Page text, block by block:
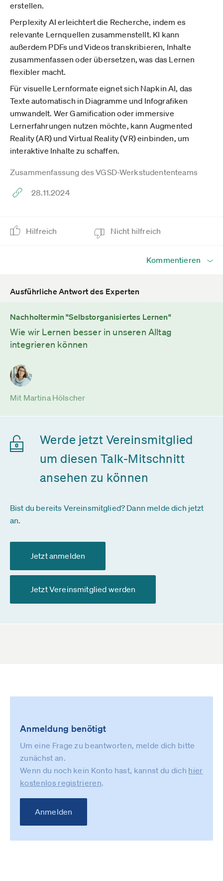
erstellen.
Perplexity AI erleichtert die Recherche, indem es
relevante Lernquellen zusammenstellt. KI kann
außerdem PDFs und Videos transkribieren, Inhalte
zusammenfassen oder übersetzen, was das Lernen
flexibler macht.
Für visuelle Lernformate eignet sich Napkin AI, das
Texte automatisch in Diagramme und Infografiken
umwandelt. Wer Gamification oder immersive
Lernerfahrungen nutzen möchte, kann Augmented
Reality (AR) und Virtual Reality (VR) einbinden, um
interaktive Inhalte zu schaffen.
Zusammenfassung des VGSD-Werkstudententeams
28.11.2024
Hilfreich Nicht hilfreich
Kommentieren
Ausführliche Antwort des Experten
Nachholtermin "Selbstorganisiertes Lernen"
Wie wir Lernen besser in unseren Alltag
integrieren können
Mit Martina Hölscher
Werde jetzt Vereinsmitglied
um diesen Talk-Mitschnitt
ansehen zu können
Bist du bereits Vereinsmitglied? Dann melde dich jetzt
an.
Jetzt anmelden
Jetzt Vereinsmitglied werden
Anmeldung benötigt
Um eine Frage zu beantworten, melde dich bitte
zunächst an.
Wenn du noch kein Konto hast, kannst du dich hier
kostenlos registrieren.
Anmelden